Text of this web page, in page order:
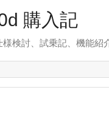
購入記
検討、試乗記、機能紹